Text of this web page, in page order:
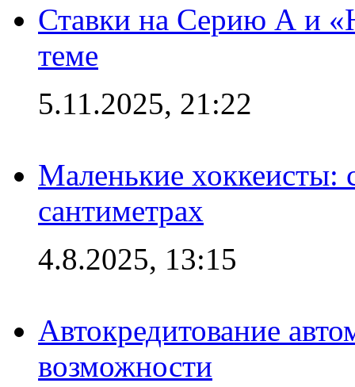
Ставки на Серию А и
теме
5.11.2025, 21:22
Маленькие хоккеисты:
сантиметрах
4.8.2025, 13:15
Автокредитование
возможности